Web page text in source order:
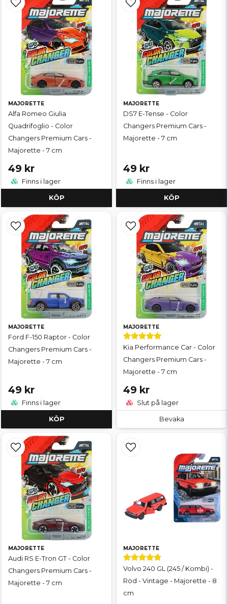
MAJORETTE
Alfa Romeo Giulia
Quadrifoglio - Color
Changers Premium Cars -
Majorette - 7 cm
49 kr
Finns i lager
KÖP
MAJORETTE
DS7 E-Tense - Color
Changers Premium Cars -
Majorette - 7 cm
49 kr
Finns i lager
KÖP
MAJORETTE
Ford F-150 Raptor - Color
Changers Premium Cars -
Majorette - 7 cm
49 kr
Finns i lager
KÖP
MAJORETTE
Kia Performance Car - Color
Changers Premium Cars -
Majorette - 7 cm
49 kr
Slut på lager
Bevaka
MAJORETTE
Audi RS E-Tron GT - Color
Changers Premium Cars -
Majorette - 7 cm
MAJORETTE
Volvo 240 GL (245 / Kombi) -
Röd - Vintage - Majorette - 8
cm